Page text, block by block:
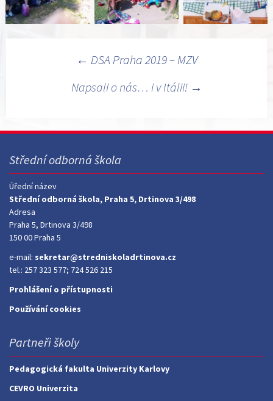
← DSA Praha 2019 – MZV
Napsali o nás… i v Itálii! →
Střední odborná škola
Úřední název
Střední odborná škola, Praha 5, Drtinova 3/498
Adresa
Praha 5, Drtinova 3/498
150 00 Praha 5
e-mail: sekretar@stredniskoladrtinova.cz
tel.: 257 323 577; 724 526 215
Prohlášení o přístupnosti
Používání cookies
Partneři školy
Pedagogická fakulta Univerzity Karlovy
CEVRO Univerzita